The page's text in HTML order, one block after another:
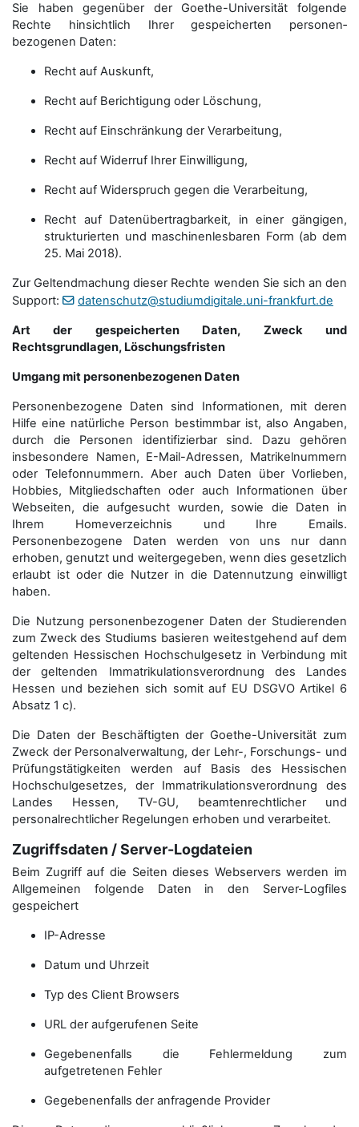
Sie haben gegenüber der Goethe-Universität folgende
Rechte hinsichtlich Ihrer gespeicherten personen­
bezogenen Daten:
Recht auf Auskunft,
Recht auf Berichtigung oder Löschung,
Recht auf Einschränkung der Verarbeitung,
Recht auf Widerruf Ihrer Einwilligung,
Recht auf Widerspruch gegen die Verarbeitung,
Recht auf Datenübertragbarkeit, in einer gängigen,
strukturierten und maschinenlesbaren Form (ab dem
25. Mai 2018).
Zur Geltendmachung dieser Rechte wenden Sie sich an den
Support:
datenschutz@studiumdigitale.uni-frankfurt.de
Art der gespeicherten Daten, Zweck und
Rechtsgrundlagen, Löschungsfristen
Umgang mit personenbezogenen Daten
Personenbezogene Daten sind Informationen, mit deren
Hilfe eine natürliche Person bestimmbar ist, also Angaben,
durch die Personen identifizierbar sind. Dazu gehören
insbesondere Namen, E-Mail-Adressen, Matrikelnummern
oder Telefonnummern. Aber auch Daten über Vorlieben,
Hobbies, Mitgliedschaften oder auch Informationen über
Webseiten, die aufgesucht wurden, sowie die Daten in
Ihrem Homeverzeichnis und Ihre Emails.
Personenbezogene Daten werden von uns nur dann
erhoben, genutzt und weitergegeben, wenn dies gesetzlich
erlaubt ist oder die Nutzer in die Datennutzung einwilligt
haben.
Die Nutzung personenbezogener Daten der Studierenden
zum Zweck des Studiums basieren weitestgehend auf dem
geltenden Hessischen Hochschulgesetz in Verbindung mit
der geltenden Immatrikulationsverordnung des Landes
Hessen und beziehen sich somit auf EU DSGVO Artikel 6
Absatz 1 c).
Die Daten der Beschäftigten der Goethe-Universität zum
Zweck der Personal­verwaltung, der Lehr-, Forschungs- und
Prüfungstätigkeiten werden auf Basis des Hessischen
Hochschulgesetzes, der Immatrikulations­verordnung des
Landes Hessen, TV-GU, beamtenrechtlicher und
personalrechtlicher Regelungen erhoben und verarbeitet.
Zugriffsdaten / Server-Logdateien
Beim Zugriff auf die Seiten dieses Webservers werden im
Allgemeinen folgende Daten in den Server-Logfiles
gespeichert
IP-Adresse
Datum und Uhrzeit
Typ des Client Browsers
URL der aufgerufenen Seite
Gegebenenfalls die Fehlermeldung zum
aufgetretenen Fehler
Gegebenenfalls der anfragende Provider